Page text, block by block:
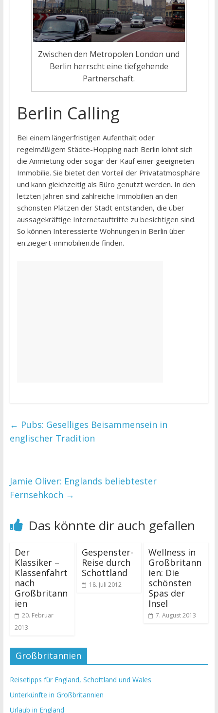
Zwischen den Metropolen London und
Berlin herrscht eine tiefgehende
Partnerschaft.
Berlin Calling
Bei einem längerfristigen Aufenthalt oder
regelmäßigem Städte-Hopping nach Berlin lohnt sich
die Anmietung oder sogar der Kauf einer geeigneten
Immobilie. Sie bietet den Vorteil der Privatatmosphäre
und kann gleichzeitig als Büro genutzt werden. In den
letzten Jahren sind zahlreiche Immobilien an den
schönsten Plätzen der Stadt entstanden, die über
aussagekräftige Internetauftritte zu besichtigen sind.
So können Interessierte Wohnungen in Berlin über
en.ziegert-immobilien.de finden.
← Pubs: Geselliges Beisammensein in
englischer Tradition
Jamie Oliver: Englands beliebtester
Fernsehkoch →
Das könnte dir auch gefallen
Der
Klassiker –
Klassenfahrt
nach
Großbritann
ien
20. Februar
2013
Gespenster-
Reise durch
Schottland
18. Juli 2012
Wellness in
Großbritann
ien: Die
schönsten
Spas der
Insel
7. August 2013
Großbritannien
Reisetipps für England, Schottland und Wales
Unterkünfte in Großbritannien
Urlaub in England